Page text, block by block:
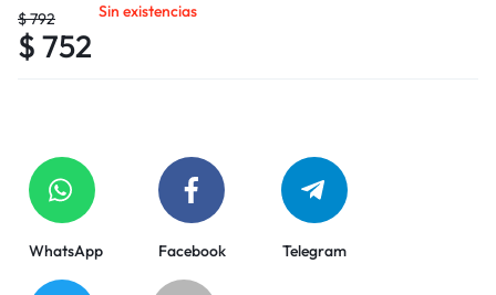
$792
$ 752
Sin existencias
WhatsApp Facebook Telegram